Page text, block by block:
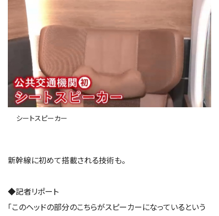
シートスピーカー
新幹線に初めて搭載される技術も。
◆記者リポート
「このヘッドの部分のこちらがスピーカーになっているという